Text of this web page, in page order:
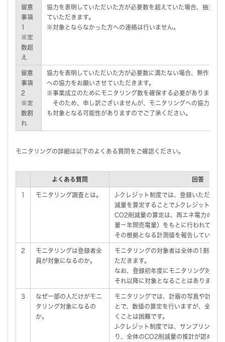
留意
事項
1
※定
数超
え
協力を表明していただいた方が必要数を超えていた場合、抽選に
ていただきます。
※対象とならなかった方への連絡は行いません。
留意
事項
2
※定
数割
れ
協力を表明していただいた方が必要数に満たない場合、無作為抽
への協力をお願いさせていただきます。
※事業成立のためにモニタリング数を確保する必要があります。
そのため、申し訳ございませんが、モニタリングへの協力を表
も対象となる可能性がありますのでご了承ください。
モニタリングの詳細は以下のよくある質問をご確認ください。
よくある質問 回答
1 モニタリング調査とは。
J-クレジット制度では、登録いただい
減量を算定することでJ-クレジットを発
CO2削減量の算定は、再エネ電力の自
量－年間売電量）をもとに行われており
その根拠となる計測値を報告していただ
2
モニタリングは登録者全
員が対象になるのか。
モニタリングの対象者は全体の1割程度
ただきます。
なお、登録初年度にモニタリング対象
それ以降に対象となることはありません
3
なぜ一部の人だけがモニ
タリング対象になるの
か。
モニタリングでは、計器の写真や計測
とで、数値の算定を行いますが、全て
くことは困難です。
J-クレジット制度では、サンプリング
り、全体のCO2削減量の推計が認めら